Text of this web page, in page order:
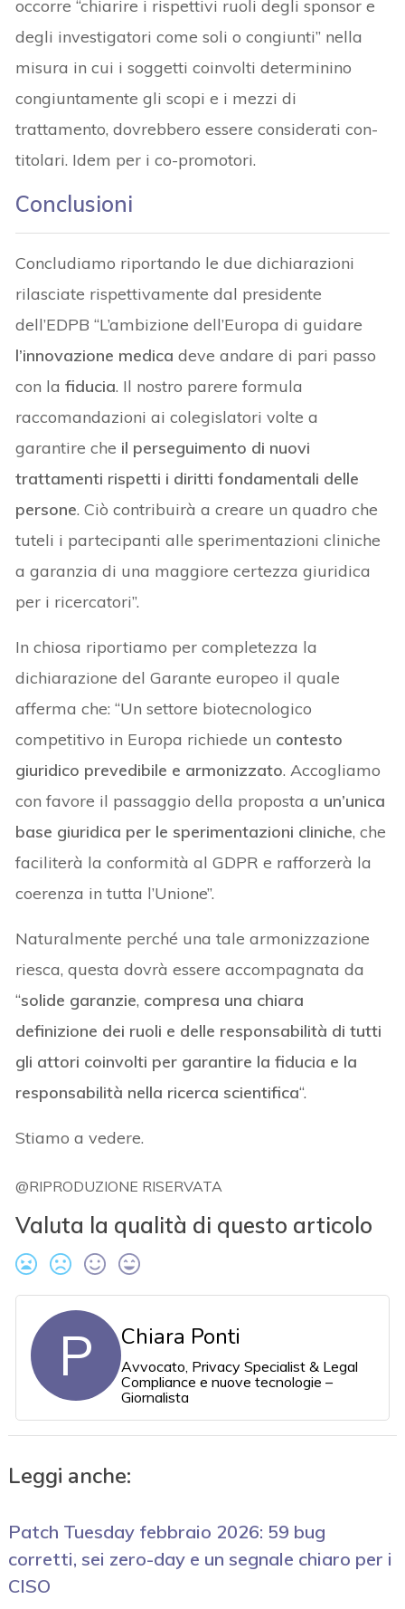
occorre “chiarire i rispettivi ruoli degli sponsor e
degli investigatori come soli o congiunti” nella
misura in cui i soggetti coinvolti determinino
congiuntamente gli scopi e i mezzi di
trattamento, dovrebbero essere considerati con-
titolari. Idem per i co-promotori.
Conclusioni
Concludiamo riportando le due dichiarazioni
rilasciate rispettivamente dal presidente
dell’EDPB “L’ambizione dell’Europa di guidare
l’innovazione medica deve andare di pari passo
con lafiducia. Il nostro parere formula
raccomandazioni ai colegislatori volte a
garantire che il perseguimento di nuovi
trattamenti rispetti i diritti fondamentali delle
persone. Ciò contribuirà a creare un quadro che
tuteli i partecipanti alle sperimentazioni cliniche
a garanzia di una maggiore certezza giuridica
per i ricercatori”.
In chiosa riportiamo per completezza la
dichiarazione del Garante europeo il quale
afferma che: “Un settore biotecnologico
competitivo in Europa richiede un contesto
giuridico prevedibile e armonizzato. Accogliamo
con favore il passaggio della proposta a un’unica
base giuridica per le sperimentazioni cliniche, che
faciliterà la conformità al GDPR e rafforzerà la
coerenza in tutta l’Unione”.
Naturalmente perché una tale armonizzazione
riesca, questa dovrà essere accompagnata da
“solide garanzie, compresa una chiara
definizione dei ruoli e delle responsabilità di tutti
gli attori coinvolti per garantire la fiducia e la
responsabilità nella ricerca scientifica“.
Stiamo a vedere.
@RIPRODUZIONE RISERVATA
Valuta la qualità di questo articolo
P Chiara Ponti
Avvocato, Privacy Specialist & Legal
Compliance e nuove tecnologie –
Giornalista
Leggi anche:
Patch Tuesday febbraio 2026: 59 bug
corretti, sei zero-day e un segnale chiaro per i
CISO